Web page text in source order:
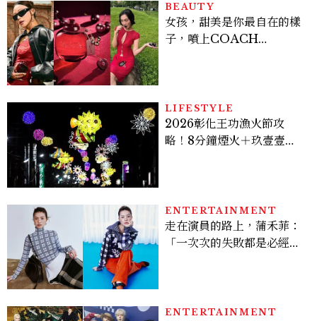
BEAUTY
女孩，甜美是你最自在的樣
子，噴上COACH
LIFESTYLE
2026彰化王功漁火節攻
略！8分鐘煙火＋玖壹壹、
ENTERTAINMENT
走在演員的路上，蒲禾菲：
「一次次的失敗都是必經過
ENTERTAINMENT